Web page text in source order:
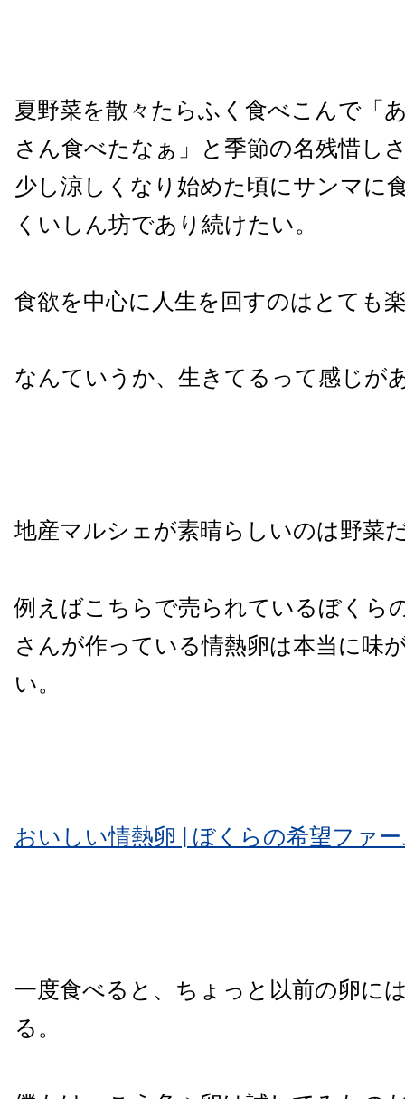
夏野菜を散々たらふく食べこんで「
さん食べたなぁ」と季節の名残惜し
少し涼しくなり始めた頃にサンマに
くいしん坊であり続けたい。
食欲を中心に人生を回すのはとても
なんていうか、生きてるって感じが
地産マルシェが素晴らしいのは野菜
例えばこちらで売られているぼくら
さんが作っている情熱卵は本当に味
い。
おいしい情熱卵 | ぼくらの希望ファ
一度食べると、ちょっと以前の卵に
る。